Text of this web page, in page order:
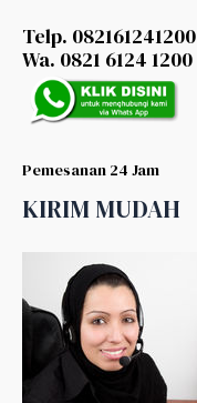
Telp. 082161241200
Wa. 0821 6124 1200
Pemesanan 24 Jam
KIRIM MUDAH